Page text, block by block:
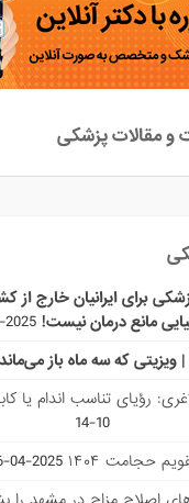
و مقالات پزشکی
برای ایرانیان خارج از
مانع درمان نیست! 2025-12-04
که سه ماه باز
رؤیای تناسب اندام یا
10-14
حجامت ۱۴۰۴
2025-04-26